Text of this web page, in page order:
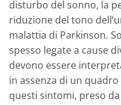
disturbo del sonno, la
riduzione del tono
malattia di Parkinson.
spesso legate a cause
devono essere
in assenza di un
questi sintomi, preso